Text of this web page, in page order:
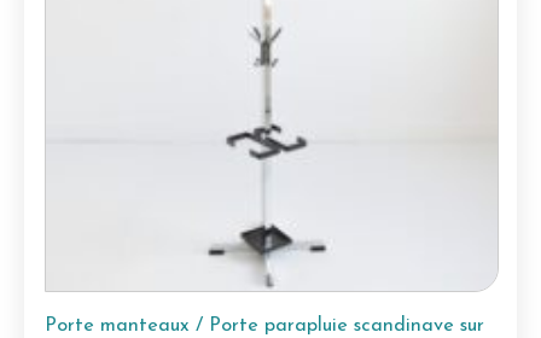
Porte manteaux / Porte parapluie scandinave sur